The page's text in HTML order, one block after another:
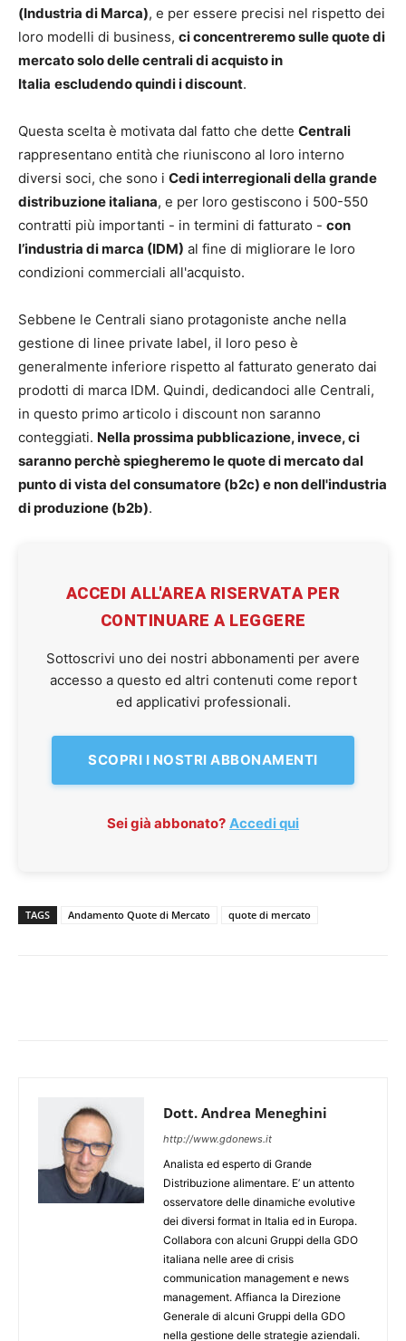
(Industria di Marca), e per essere precisi nel rispetto dei
loro modelli di business, ci concentreremo sulle quote di
mercato solo delle centrali di acquisto in
Italia escludendo quindi i discount.
Questa scelta è motivata dal fatto che dette Centrali
rappresentano entità che riuniscono al loro interno
diversi soci, che sono i Cedi interregionali della grande
distribuzione italiana, e per loro gestiscono i 500-550
contratti più importanti - in termini di fatturato - con
l’industria di marca (IDM) al fine di migliorare le loro
condizioni commerciali all'acquisto.
Sebbene le Centrali siano protagoniste anche nella
gestione di linee private label, il loro peso è
generalmente inferiore rispetto al fatturato generato dai
prodotti di marca IDM. Quindi, dedicandoci alle Centrali,
in questo primo articolo i discount non saranno
conteggiati. Nella prossima pubblicazione, invece, ci
saranno perchè spiegheremo le quote di mercato dal
punto di vista del consumatore (b2c) e non dell'industria
di produzione (b2b).
ACCEDI ALL'AREA RISERVATA PER
CONTINUARE A LEGGERE
Sottoscrivi uno dei nostri abbonamenti per avere
accesso a questo ed altri contenuti come report
ed applicativi professionali.
SCOPRI I NOSTRI ABBONAMENTI
Sei già abbonato? Accedi qui
TAGS Andamento Quote di Mercato quote di mercato
Dott. Andrea Meneghini
http://www.gdonews.it
Analista ed esperto di Grande
Distribuzione alimentare. E’ un attento
osservatore delle dinamiche evolutive
dei diversi format in Italia ed in Europa.
Collabora con alcuni Gruppi della GDO
italiana nelle aree di crisis
communication management e news
management. Affianca la Direzione
Generale di alcuni Gruppi della GDO
nella gestione delle strategie aziendali.